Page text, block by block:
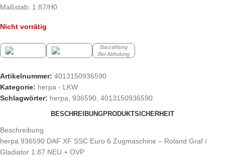
Maßstab: 1:87/H0
Nicht vorrätig
Barzahlung
Bei Abholung
Artikelnummer: 4013150936590
Kategorie: herpa - LKW
Schlagwörter: herpa, 936590, 4013150936590
BESCHREIBUNGPRODUKTSICHERHEIT
Beschreibung
herpa 936590 DAF XF SSC Euro 6 Zugmaschine – Roland Graf /
Gladiator 1:87 NEU + OVP